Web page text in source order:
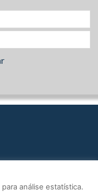
análise estatística.